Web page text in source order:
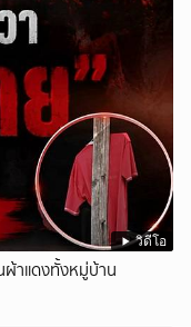
วิดีโอ
ผ้าแดงทั้งหมู่บ้าน